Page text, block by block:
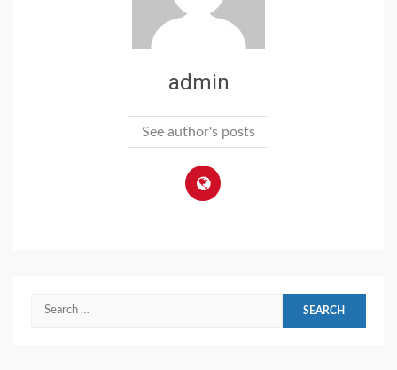
admin
See author's posts
Search